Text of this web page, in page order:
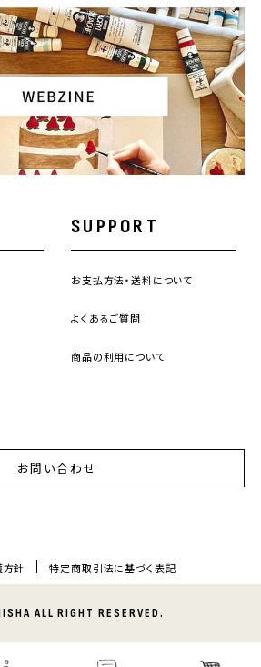
SUPPORT
お支払方法・送料について
よくあるご質問
商品の利用について
お問い合わせ
針 特定商取引法に基づく表記
ALL RIGHT RESERVED.